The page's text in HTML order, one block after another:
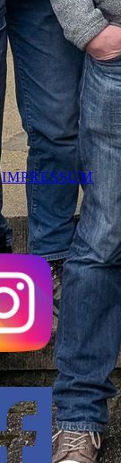
IMPRESSUM